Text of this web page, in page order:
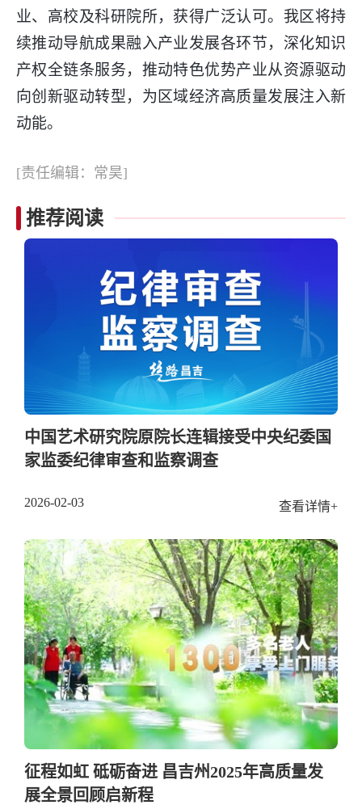
业、高校及科研院所，获得广泛认可。我区将持
续推动导航成果融入产业发展各环节，深化知识
产权全链条服务，推动特色优势产业从资源驱动
向创新驱动转型，为区域经济高质量发展注入新
动能。
[责任编辑：常昊]
推荐阅读
中国艺术研究院原院长连辑接受中央纪委国
家监委纪律审查和监察调查
2026-02-03 查看详情+
征程如虹 砥砺奋进 昌吉州2025年高质量发
展全景回顾启新程